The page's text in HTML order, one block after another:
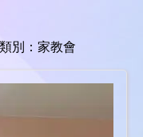
別：家教會